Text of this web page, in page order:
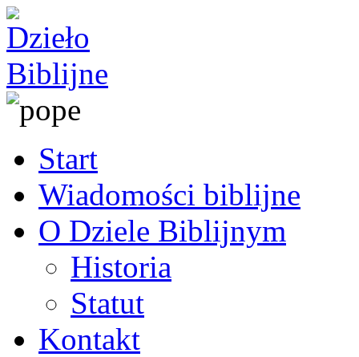
Start
Wiadomości biblijne
O Dziele Biblijnym
Historia
Statut
Kontakt